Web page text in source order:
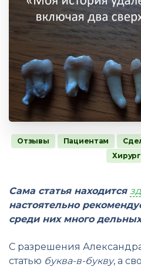
Отзывы Пациентам
Сама статья находится
настоятельно
среди них много
С разрешения
статью буква-в-букву, а